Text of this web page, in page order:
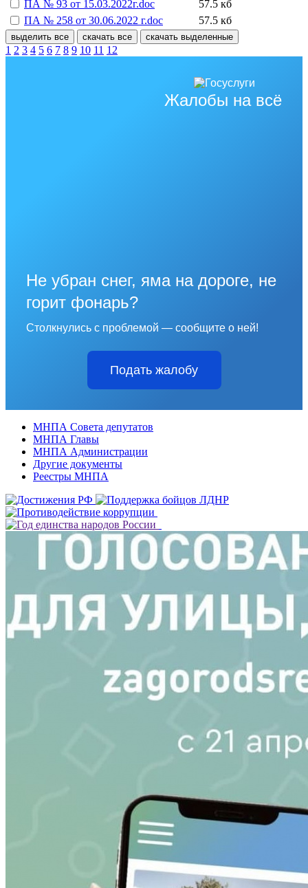
ПА № 93 от 15.03.2022г.doc
57.5 кб
ПА № 258 от 30.06.2022 г.doc
57.5 кб
выделить все скачать все скачать выделенные
1 2 3 4 5 6 7 8 9 10 11 12
Жалобы на всё
Не убран снег, яма на дороге, не
горит фонарь?
Столкнулись с проблемой — сообщите о ней!
Подать жалобу
МНПА Совета депутатов
МНПА Главы
МНПА Администрации
Другие документы
Реестры МНПА